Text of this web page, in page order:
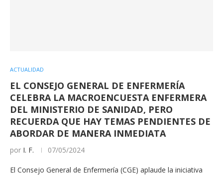
ACTUALIDAD
EL CONSEJO GENERAL DE ENFERMERÍA
CELEBRA LA MACROENCUESTA ENFERMERA
DEL MINISTERIO DE SANIDAD, PERO
RECUERDA QUE HAY TEMAS PENDIENTES DE
ABORDAR DE MANERA INMEDIATA
por I. F. 07/05/2024
El Consejo General de Enfermería (CGE) aplaude la iniciativa